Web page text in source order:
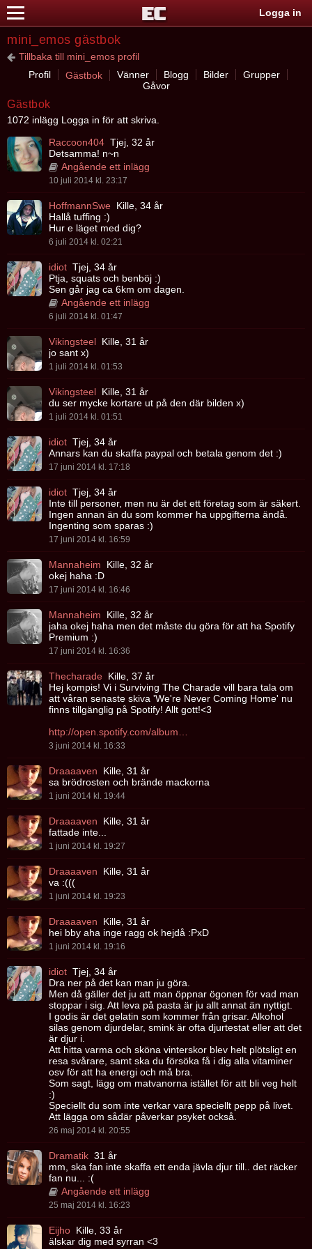
Logga in
mini_emos gästbok
Tillbaka till mini_emos profil
Profil
Gästbok Vänner Blogg Bilder
Grupper
Gåvor
Gästbok
1072 inlägg Logga in för att skriva.
Raccoon404 Tjej, 32 år
Detsamma! n~n
Angående ett inlägg
10 juli 2014 kl. 23:17
HoffmannSwe Kille, 34 år
Hallå tuffing :)
Hur e läget med dig?
6 juli 2014 kl. 02:21
idiot Tjej, 34 år
Ptja, squats och benböj :)
Sen går jag ca 6km om dagen.
Angående ett inlägg
6 juli 2014 kl. 01:47
Vikingsteel Kille, 31 år
jo sant x)
1 juli 2014 kl. 01:53
Vikingsteel Kille, 31 år
du ser mycke kortare ut på den där bilden x)
1 juli 2014 kl. 01:51
idiot Tjej, 34 år
Annars kan du skaffa paypal och betala genom det :)
17 juni 2014 kl. 17:18
idiot Tjej, 34 år
Inte till personer, men nu är det ett företag som är säkert.
Ingen annan än du som kommer ha uppgifterna ändå.
Ingenting som sparas :)
17 juni 2014 kl. 16:59
Mannaheim
Kille, 32 år
okej haha :D
17 juni 2014 kl. 16:46
Mannaheim
Kille, 32 år
jaha okej haha men det måste du göra för att ha Spotify
Premium :)
17 juni 2014 kl. 16:36
Thecharade Kille, 37 år
Hej kompis! Vi i Surviving The Charade vill bara tala om
att våran senaste skiva 'We're Never Coming Home' nu
finns tillgänglig på Spotify! Allt gott!<3
3 juni 2014 kl. 16:33
Draaaaven
Kille, 31 år
sa brödrosten och brände mackorna
1 juni 2014 kl. 19:44
Draaaaven
Kille, 31 år
fattade inte...
1 juni 2014 kl. 19:27
Draaaaven
Kille, 31 år
va :(((
1 juni 2014 kl. 19:23
Draaaaven
Kille, 31 år
hei bby aha inge ragg ok hejdå :PxD
1 juni 2014 kl. 19:16
idiot Tjej, 34 år
Dra ner på det kan man ju göra.
Men då gäller det ju att man öppnar ögonen för vad man
stoppar i sig. Att leva på pasta är ju allt annat än nyttigt.
I godis är det gelatin som kommer från grisar. Alkohol
silas genom djurdelar, smink är ofta djurtestat eller att det
är djur i.
Att hitta varma och sköna vinterskor blev helt plötsligt en
resa svårare, samt ska du försöka få i dig alla vitaminer
osv för att ha energi och må bra.
Som sagt, lägg om matvanorna istället för att bli veg helt
:)
Speciellt du som inte verkar vara speciellt pepp på livet.
Att lägga om sådär påverkar psyket också.
26 maj 2014 kl. 20:55
Dramatik 31 år
mm, ska fan inte skaffa ett enda jävla djur till.. det räcker
fan nu... :(
Angående ett inlägg
25 maj 2014 kl. 16:23
Eijho Kille, 33 år
älskar dig med syrran <3